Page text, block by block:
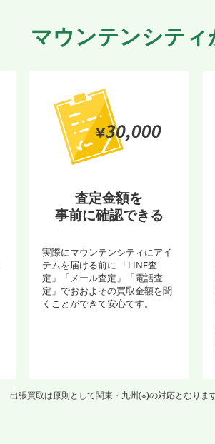
マウンテンシテ
査定金額を
事前に確認できる
実際にマウンテンシティにアイ
テムを届ける前に 「LINE査
定」「メール査定」「電話査
定」でおおよその買取金額を聞
くことができて安心です。
出張買取は原則として関東・九州(※)の対応となり